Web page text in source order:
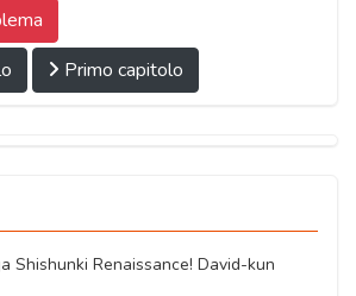
Primo capitolo
Shishunki Renaissance! David-kun